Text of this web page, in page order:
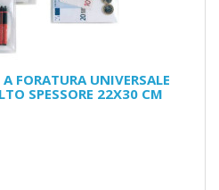
FORATURA UNIVERSALE
SPESSORE 22X30 CM